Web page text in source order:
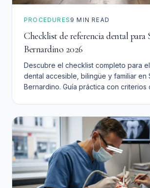
PROCEDURES 9 MIN READ
Checklist de referencia dental para
Bernardino 2026
Descubre el checklist completo para
dental accesible, bilingüe y familiar en
Bernardino. Guía práctica con criterios